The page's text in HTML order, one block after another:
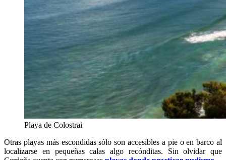
Playa de Colostrai
Otras playas más escondidas sólo son accesibles a pie o en barco al
localizarse en pequeñas calas algo recónditas. Sin olvidar que